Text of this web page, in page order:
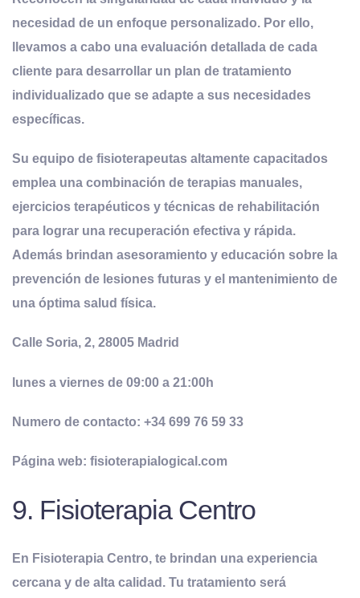
necesidad de un enfoque personalizado. Por ello,
llevamos a cabo una evaluación detallada de cada
cliente para desarrollar un plan de tratamiento
individualizado que se adapte a sus necesidades
específicas.
Su equipo de fisioterapeutas altamente capacitados
emplea una combinación de terapias manuales,
ejercicios terapéuticos y técnicas de rehabilitación
para lograr una recuperación efectiva y rápida.
Además brindan asesoramiento y educación sobre la
prevención de lesiones futuras y el mantenimiento de
una óptima salud física.
Calle Soria, 2, 28005 Madrid
lunes a viernes de 09:00 a 21:00h
Numero de contacto: +34 699 76 59 33
Página web: fisioterapialogical.com
9. Fisioterapia Centro
En Fisioterapia Centro, te brindan una experiencia
cercana y de alta calidad. Tu tratamiento será